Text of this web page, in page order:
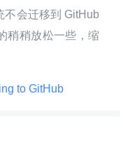
不会迁移到 GitHub
稍稍放松一些，缩
to GitHub